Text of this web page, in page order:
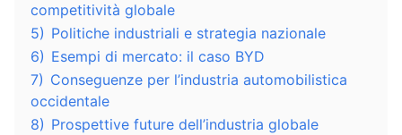
competitività globale
5) Politiche industriali e strategia nazionale
6) Esempi di mercato: il caso BYD
7) Conseguenze per l’industria automobilistica
occidentale
8) Prospettive future dell’industria globale